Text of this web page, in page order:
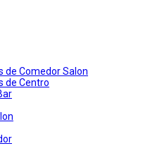
de Comedor Salon
de Centro